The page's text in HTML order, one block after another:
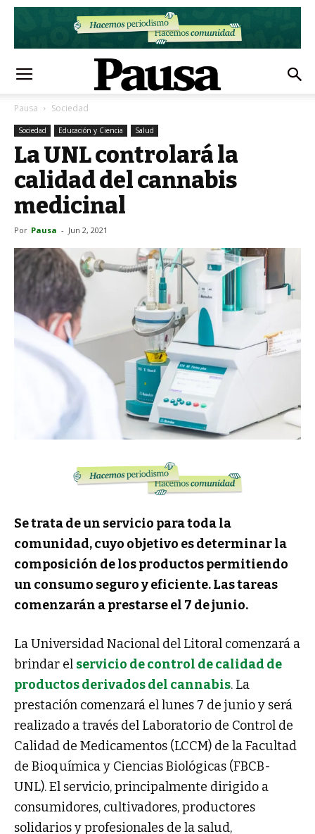
Pausa Sociedad
Sociedad Educación y Ciencia Salud
La UNL controlará la
calidad del cannabis
medicinal
Por Pausa - Jun 2, 2021
Se trata de un servicio para toda la
comunidad, cuyo objetivo es determinar la
composición de los productos permitiendo
un consumo seguro y eficiente. Las tareas
comenzarán a prestarse el 7 de junio.
La Universidad Nacional del Litoral comenzará a
brindar el servicio de control de calidad de
productos derivados del cannabis. La
prestación comenzará el lunes 7 de junio y será
realizado a través del Laboratorio de Control de
Calidad de Medicamentos (LCCM) de la Facultad
de Bioquímica y Ciencias Biológicas (FBCB-
UNL). El servicio, principalmente dirigido a
consumidores, cultivadores, productores
solidarios y profesionales de la salud,